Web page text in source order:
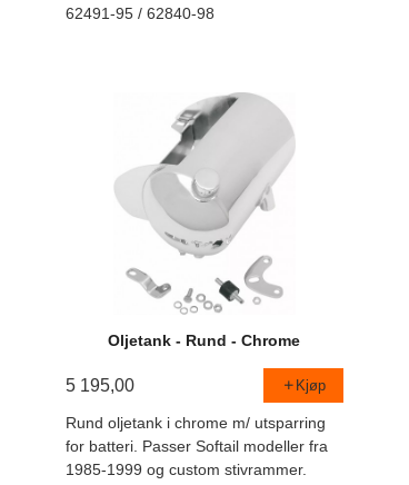
62491-95 / 62840-98
Oljetank - Rund - Chrome
5 195,00 Kjøp
Rund oljetank i chrome m/ utsparring
for batteri. Passer Softail modeller fra
1985-1999 og custom stivrammer.